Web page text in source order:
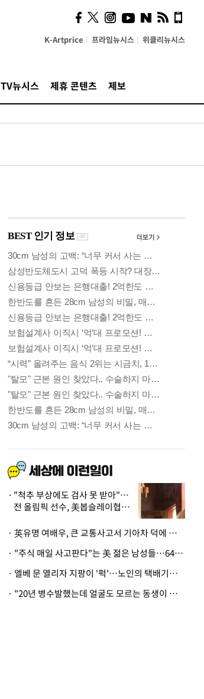
K-Artprice 프라임뉴시스 위클리뉴시스
TV뉴시스 제휴 콘텐츠 제보
사이 해답 찾았죠"…알을
깨고 나온 '초자아'
"척추 부상에도 검사 못 받아"…
전 올림픽 선수, 美봅슬레이협회
· 英유명 여배우, 큰 교통사고서 기아차 덕에 살았다
· "주식 매일 사고판다"는 美 젊은 남성들…64%가 "나는 인생의 패배자“
· 엘베 문 열리자 지팡이 '퍽'…노인의 택배기사 폭행 이유
· "20년 병수발했는데 얼굴도 모르는 동생이 유산 절반을"…배다른 형제 상속권 있을까